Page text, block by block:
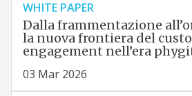
WHITE PAPER
Dalla frammentazione
la nuova frontiera del
engagement nell’era
03 Mar 2026